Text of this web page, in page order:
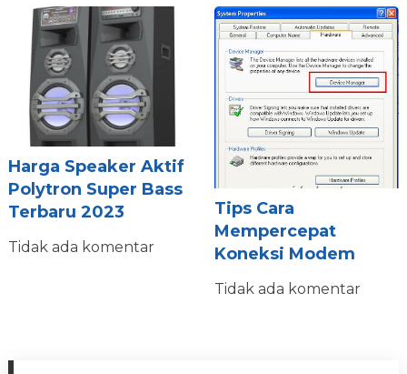
Harga Speaker Aktif
Polytron Super Bass
Terbaru 2023
Tidak ada komentar
Tips Cara
Mempercepat
Koneksi Modem
Tidak ada komentar